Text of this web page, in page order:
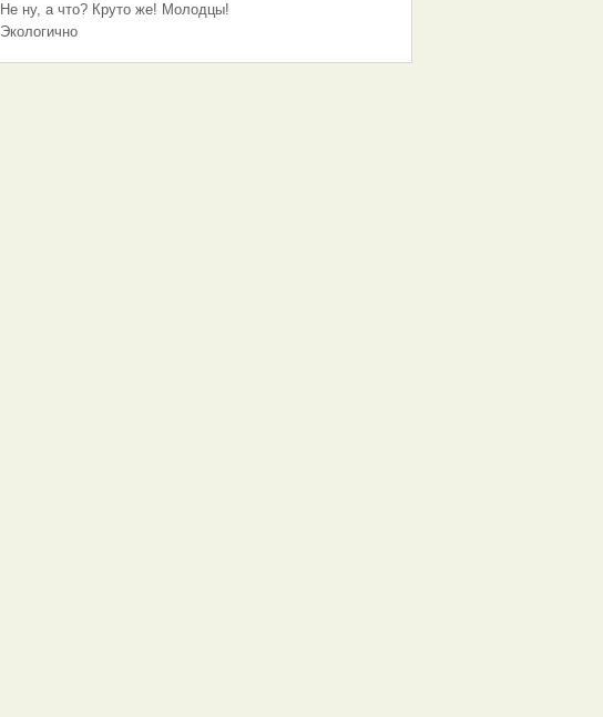
Не ну, а что? Круто же! Молодцы!
Экологично